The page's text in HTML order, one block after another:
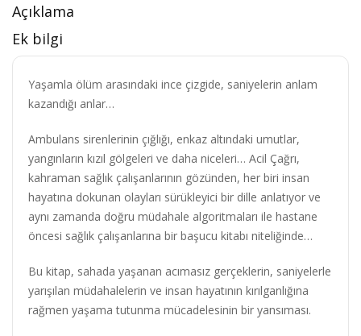
Açıklama
Ek bilgi
Yaşamla ölüm arasındaki ince çizgide, saniyelerin anlam
kazandığı anlar…
Ambulans sirenlerinin çığlığı, enkaz altındaki umutlar,
yangınların kızıl gölgeleri ve daha niceleri… Acil Çağrı,
kahraman sağlık çalışanlarının gözünden, her biri insan
hayatına dokunan olayları sürükleyici bir dille anlatıyor ve
aynı zamanda doğru müdahale algoritmaları ile hastane
öncesi sağlık çalışanlarına bir başucu kitabı niteliğinde…
Bu kitap, sahada yaşanan acımasız gerçeklerin, saniyelerle
yarışılan müdahalelerin ve insan hayatının kırılganlığına
rağmen yaşama tutunma mücadelesinin bir yansıması.